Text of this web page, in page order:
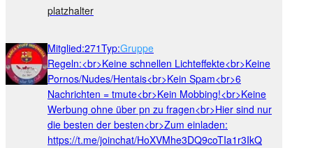
platzhalter
Mitglied:271Typ:Gruppe
Regeln:<br>Keine schnellen Lichteffekte<br>Keine
Pornos/Nudes/Hentais<br>Kein Spam<br>6
Nachrichten = tmute<br>Kein Mobbing!<br>Keine
Werbung ohne über pn zu fragen<br>Hier sind nur
die besten der besten<br>Zum einladen:
https://t.me/joinchat/HoXVMhe3DQ9coTIa1r3IkQ